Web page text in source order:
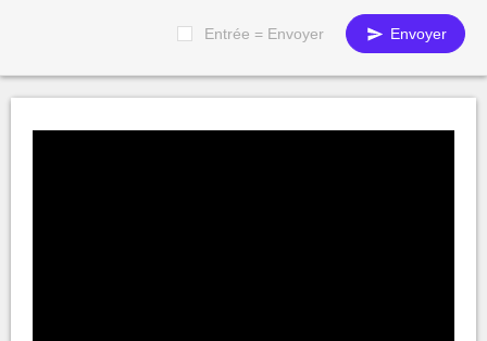
Entrée = Envoyer Envoyer